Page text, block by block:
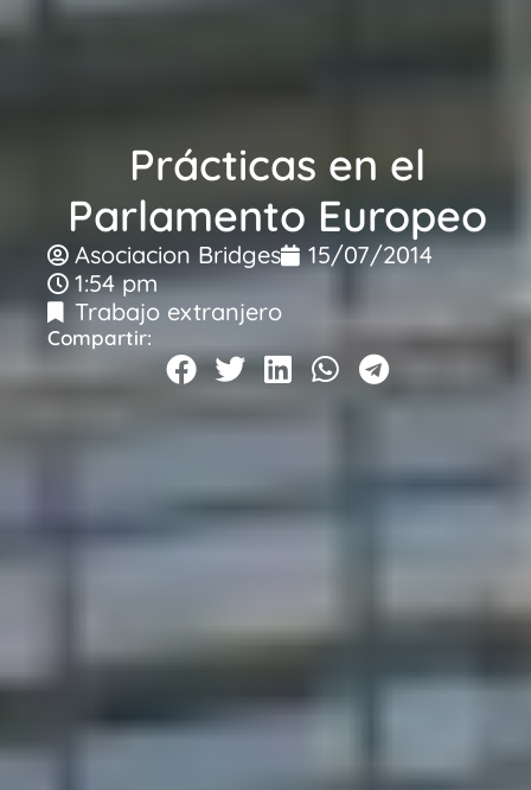
Prácticas en el
Parlamento Europeo
Asociacion Bridges
15/07/2014
1:54 pm
Trabajo extranjero
Compartir: